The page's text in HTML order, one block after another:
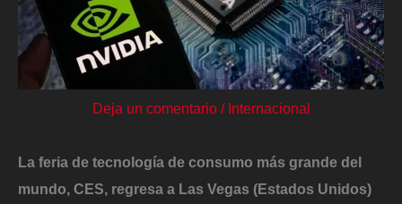
Deja un comentario / Internacional
La feria de tecnología de consumo más grande del
mundo, CES, regresa a Las Vegas (Estados Unidos)